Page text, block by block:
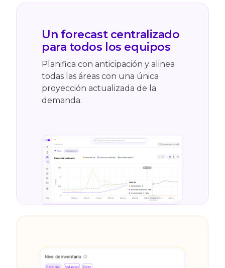
Un forecast centralizado
para todos los equipos
Planifica con anticipación y alinea
todas las áreas con una única
proyección actualizada de la
demanda.